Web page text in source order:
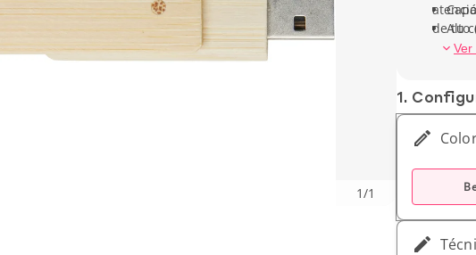
1/1
de tu
Alto
Ver
1.